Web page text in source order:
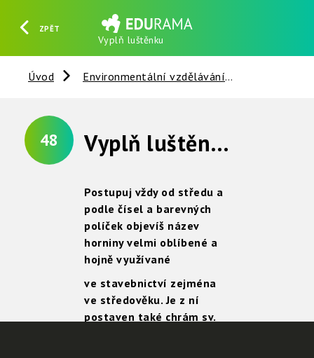
ZPĚT
Vyplň luštěnku
HLEDAT REGISTROVAT PŘIHLÁSIT SE
Úvod Environmentální vzdělávání
48 Vyplň luštěnku
Postupuj vždy od středu a
podle čísel a barevných
políček objevíš název
horniny velmi oblíbené a
hojně využívané
ve stavebnictví zejména
ve středověku.Je z ní
postaven také chrám sv.